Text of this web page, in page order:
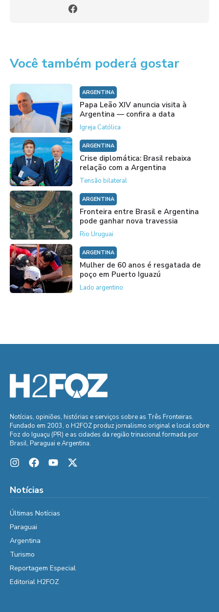
Você também poderá gostar
ARGENTINA
Papa Leão XIV anuncia visita à
Argentina — confira a data
Igreja Católica
ARGENTINA
Crise diplomática: Brasil rebaixa
relação com a Argentina
Tensão bilateral
ARGENTINA
Fronteira entre Brasil e Argentina
pode ganhar nova travessia
Rio Uruguai
ARGENTINA
Mulher de 60 anos é resgatada de
poço em Puerto Iguazú
Lado argentino
Notícias, opiniões, histórias e serviços sobre as Três Fronteiras.
Fundado em 2003, o H2FOZ produz jornalismo original e local sobre
Foz do Iguaçu (PR) e as cidades da região trinacional formada por
Brasil, Paraguai e Argentina.
Notícias
Últimas Notícias
Paraguai
Argentina
Turismo
Reportagem Especial
Editorial H2FOZ